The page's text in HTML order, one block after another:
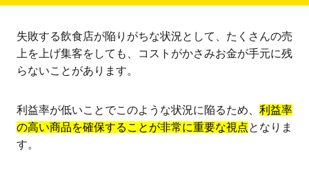
失敗する飲食店が陥りがちな状況として、たくさんの売
上を上げ集客をしても、コストがかさみお金が手元に残
らないことがあります。
利益率が低いことでこのような状況に陥るため、 利益率
の高い商品を確保することが非常に重要な視点となりま
す。